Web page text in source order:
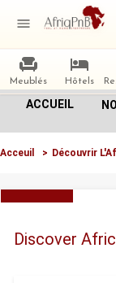
Meublés Hôtels
ACCUEIL
Acceuil > Découvrir
Discover